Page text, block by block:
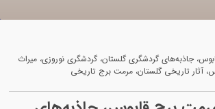
جاذبه‌های گردشگری گلستان، گردشگری نوروزی، میراث
آثار تاریخی گلستان، مرمت برج تاریخی